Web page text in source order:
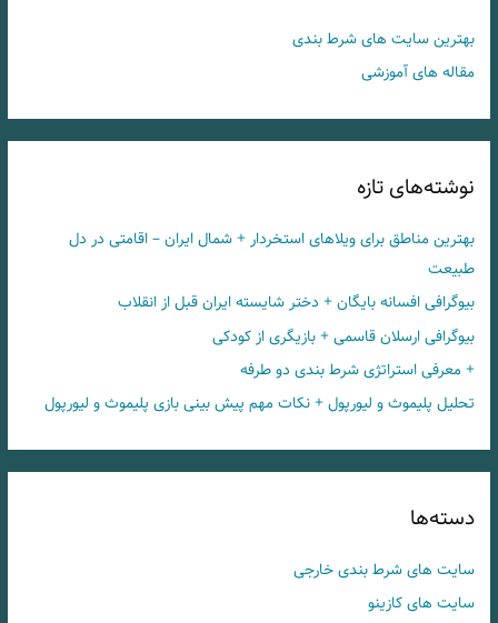
بهترین سایت های شرط بندی
مقاله های آموزشی
نوشته‌های تازه
بهترین مناطق برای ویلاهای استخردار + شمال ایران – اقامتی در دل
طبیعت
بیوگرافی افسانه بایگان + دختر شایسته ایران قبل از انقلاب
بیوگرافی ارسلان قاسمی + بازیگری از کودکی
+ معرفی استراتژی شرط بندی دو طرفه
تحلیل پلیموث و لیورپول + نکات مهم پیش بینی بازی پلیموث و لیورپول
دسته‌ها
سایت های شرط بندی خارجی
سایت های کازینو